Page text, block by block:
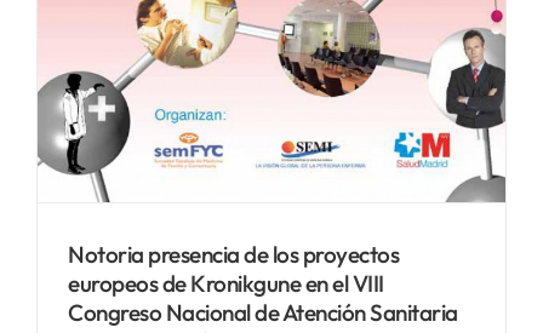
Notoria presencia de los proyectos
europeos de Kronikgune en el VIII
Congreso Nacional de Atención Sanitaria